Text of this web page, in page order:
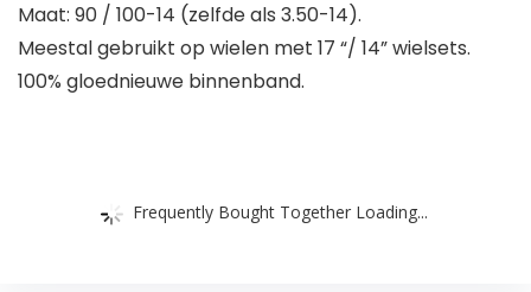
Maat: 90 / 100-14 (zelfde als 3.50-14).
Meestal gebruikt op wielen met 17 “/ 14” wielsets.
100% gloednieuwe binnenband.
Frequently Bought Together Loading...